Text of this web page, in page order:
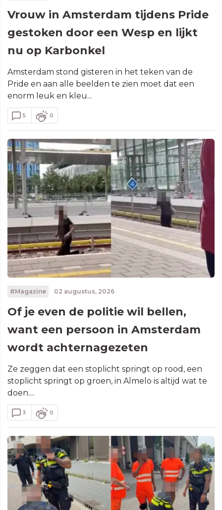
Vrouw in Amsterdam tijdens Pride
gestoken door een Wesp en lijkt
nu op Karbonkel
Amsterdam stond gisteren in het teken van de
Pride en aan alle beelden te zien moet dat een
enorm leuk en kleu...
5 0
#Magazine 02 augustus, 2026
Of je even de politie wil bellen,
want een persoon in Amsterdam
wordt achternagezeten
Ze zeggen dat een stoplicht springt op rood, een
stoplicht springt op groen, in Almelo is altijd wat te
doen....
3 0